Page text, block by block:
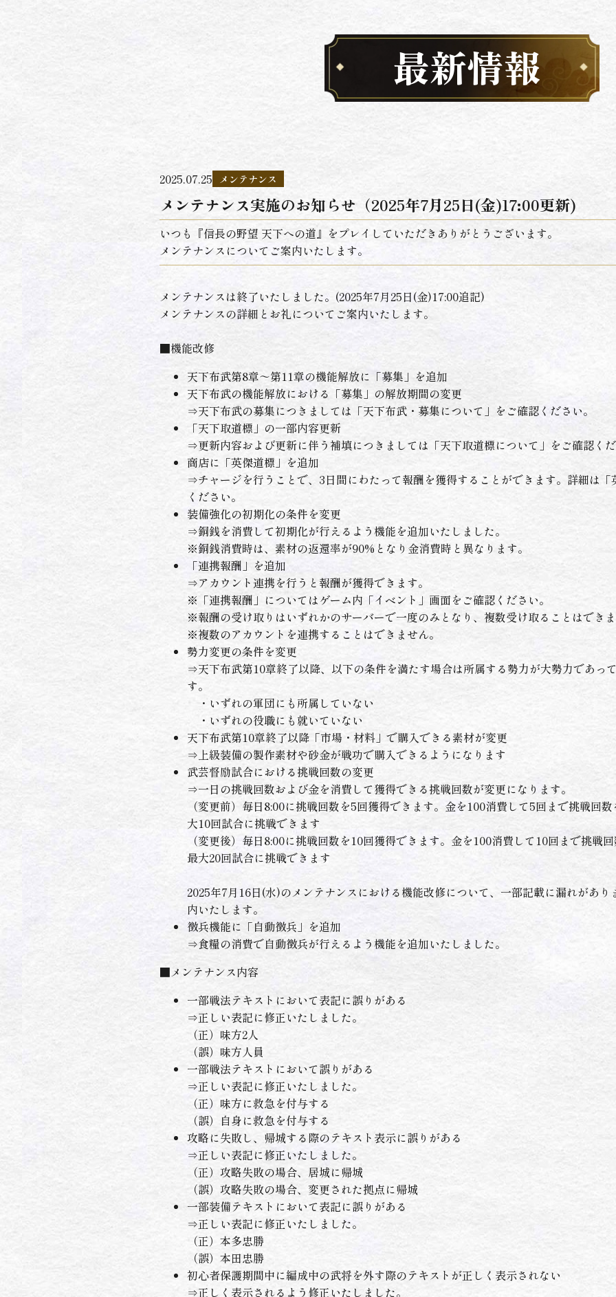
最新情報
2025.07.25 メンテナンス
メンテナンス実施のお知らせ（2025年7月25日(金)17:00更新)
いつも『信長の野望 天下への道』をプレイしていただきありがとうございます。
メンテナンスについてご案内いたします。
メンテナンスは終了いたしました。(2025年7月25日(金)17:00追記)
メンテナンスの詳細とお礼についてご案内いたします。
■機能改修
天下布武第8章～第11章の機能解放に「募集」を追加
天下布武の機能解放における「募集」の解放期間の変更
⇒天下布武の募集につきましては「天下布武・募集について 」をご確認ください。
「天下取道標」の一部内容更新
⇒更新内容および更新に伴う補填につきましては「天下取道標について 」をご確認く
商店に「英傑道標」を追加
⇒チャージを行うことで、3日間にわたって報酬を獲得することができます。詳細は「
ください。
装備強化の初期化の条件を変更
⇒銅銭を消費して初期化が行えるよう機能を追加いたしました。
※銅銭消費時は、素材の返還率が90%となり金消費時と異なります。
「連携報酬」を追加
⇒アカウント連携を行うと報酬が獲得できます。
※「連携報酬」についてはゲーム内「イベント」画面をご確認ください。
※報酬の受け取りはいずれかのサーバーで一度のみとなり、複数受け取ることはでき
※複数のアカウントを連携することはできません。
勢力変更の条件を変更
⇒天下布武第10章終了以降、以下の条件を満たす場合は所属する勢力が大勢力であっ
す。
・いずれの軍団にも所属していない
・いずれの役職にも就いていない
天下布武第10章終了以降「市場・材料」で購入できる素材が変更
⇒上級装備の製作素材や砂金が戦功で購入できるようになります
武芸督励試合における挑戦回数の変更
⇒一日の挑戦回数および金を消費して獲得できる挑戦回数が変更になります。
（変更前）毎日8:00に挑戦回数を5回獲得できます。金を100消費して5回まで挑戦回
大10回試合に挑戦できます
（変更後）毎日8:00に挑戦回数を10回獲得できます。金を100消費して10回まで挑戦
最大20回試合に挑戦できます
2025年7月16日(水)のメンテナンスにおける機能改修について、一部記載に漏れがあ
内いたします。
徴兵機能に「自動徴兵」を追加
⇒食糧の消費で自動徴兵が行えるよう機能を追加いたしました。
■メンテナンス内容
一部戦法テキストにおいて表記に誤りがある
⇒正しい表記に修正いたしました。
（正）味方2人
（誤）味方人員
一部戦法テキストにおいて誤りがある
⇒正しい表記に修正いたしました。
（正）味方に救急を付与する
（誤）自身に救急を付与する
攻略に失敗し、帰城する際のテキスト表示に誤りがある
⇒正しい表記に修正いたしました。
（正）攻略失敗の場合、居城に帰城
（誤）攻略失敗の場合、変更された拠点に帰城
一部装備テキストにおいて表記に誤りがある
⇒正しい表記に修正いたしました。
（正）本多忠勝
（誤）本田忠勝
初心者保護期間中に編成中の武将を外す際のテキストが正しく表示されない
⇒正しく表示されるよう修正いたしました。